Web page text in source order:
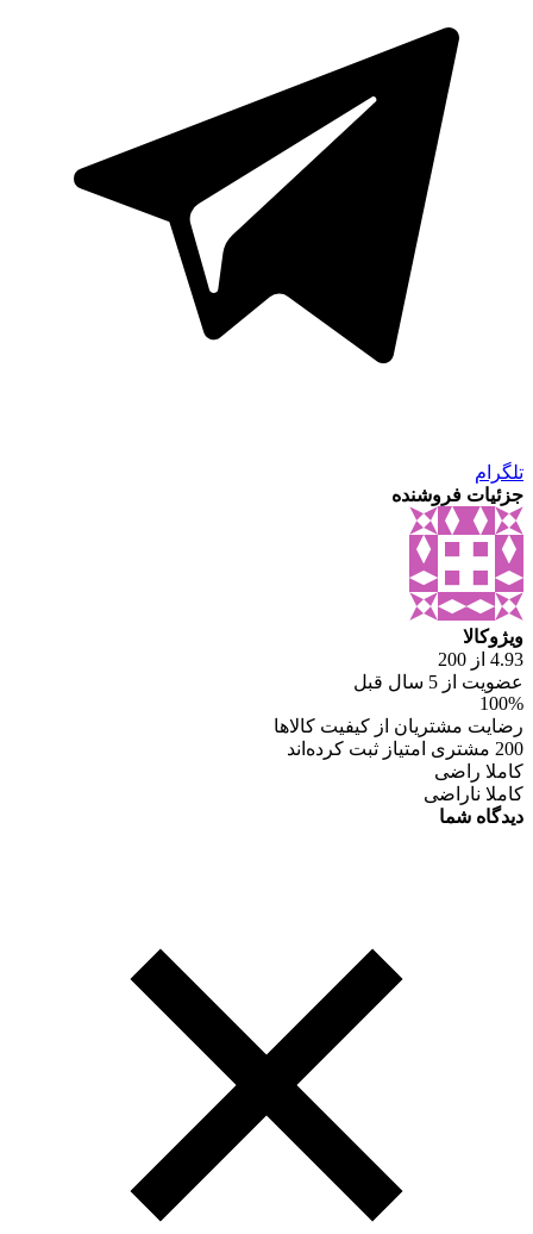
تلگرام
جزئیات فروشنده
ویژوکالا
4.93 از 200
عضویت از 5 سال قبل
100%
رضایت مشتریان از کیفیت کالاها
200 مشتری امتیاز ثبت کرده‌اند
کاملا راضی
کاملا ناراضی
دیدگاه شما